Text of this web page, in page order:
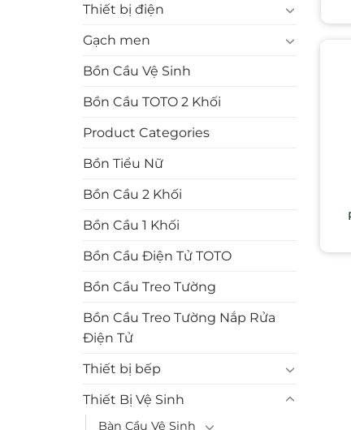
Thiết bị điện
Gạch men
Bồn Cầu Vệ Sinh
Bồn Cầu TOTO 2 Khối
Product Categories
Bồn Tiểu Nữ
Bồn Cầu 2 Khối
Bồn Cầu 1 Khối
Bồn Cầu Điện Tử TOTO
Bồn Cầu Treo Tường
Bồn Cầu Treo Tường Nắp Rửa
Điện Tử
Thiết bị bếp
Thiết Bị Vệ Sinh
Bàn Cầu Vệ Sinh